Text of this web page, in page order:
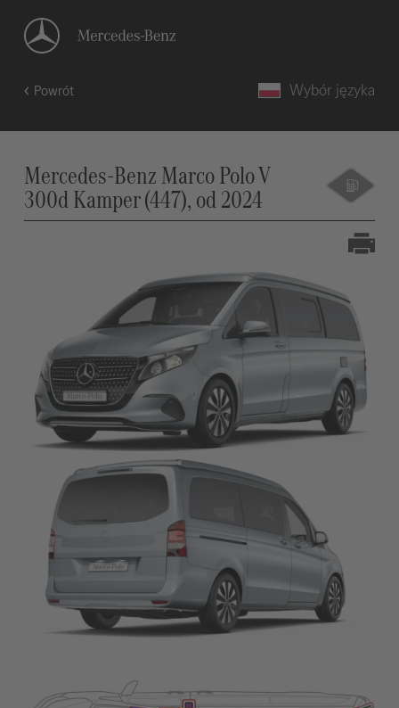
Powrót Wybór języka
Mercedes-Benz Marco Polo V
300d Kamper (447), od 2024